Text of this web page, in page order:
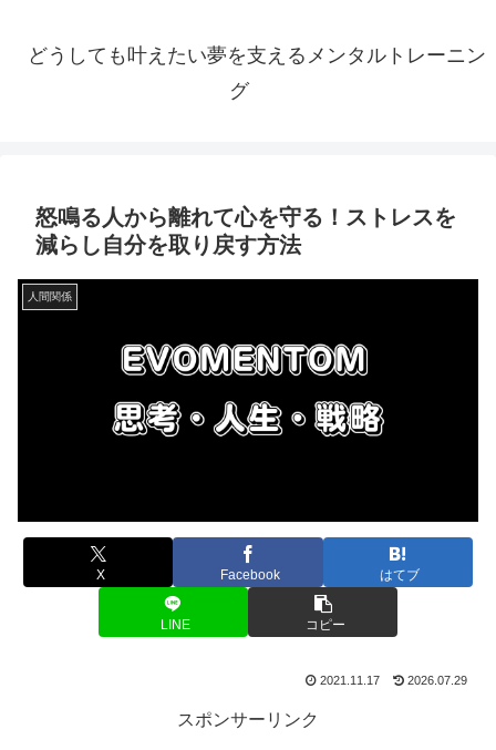
どうしても叶えたい夢を支えるメンタルトレーニン
グ
怒鳴る人から離れて心を守る！ストレスを
減らし自分を取り戻す方法
人間関係
X Facebook はてブ
LINE コピー
2021.11.17 2026.07.29
スポンサーリンク